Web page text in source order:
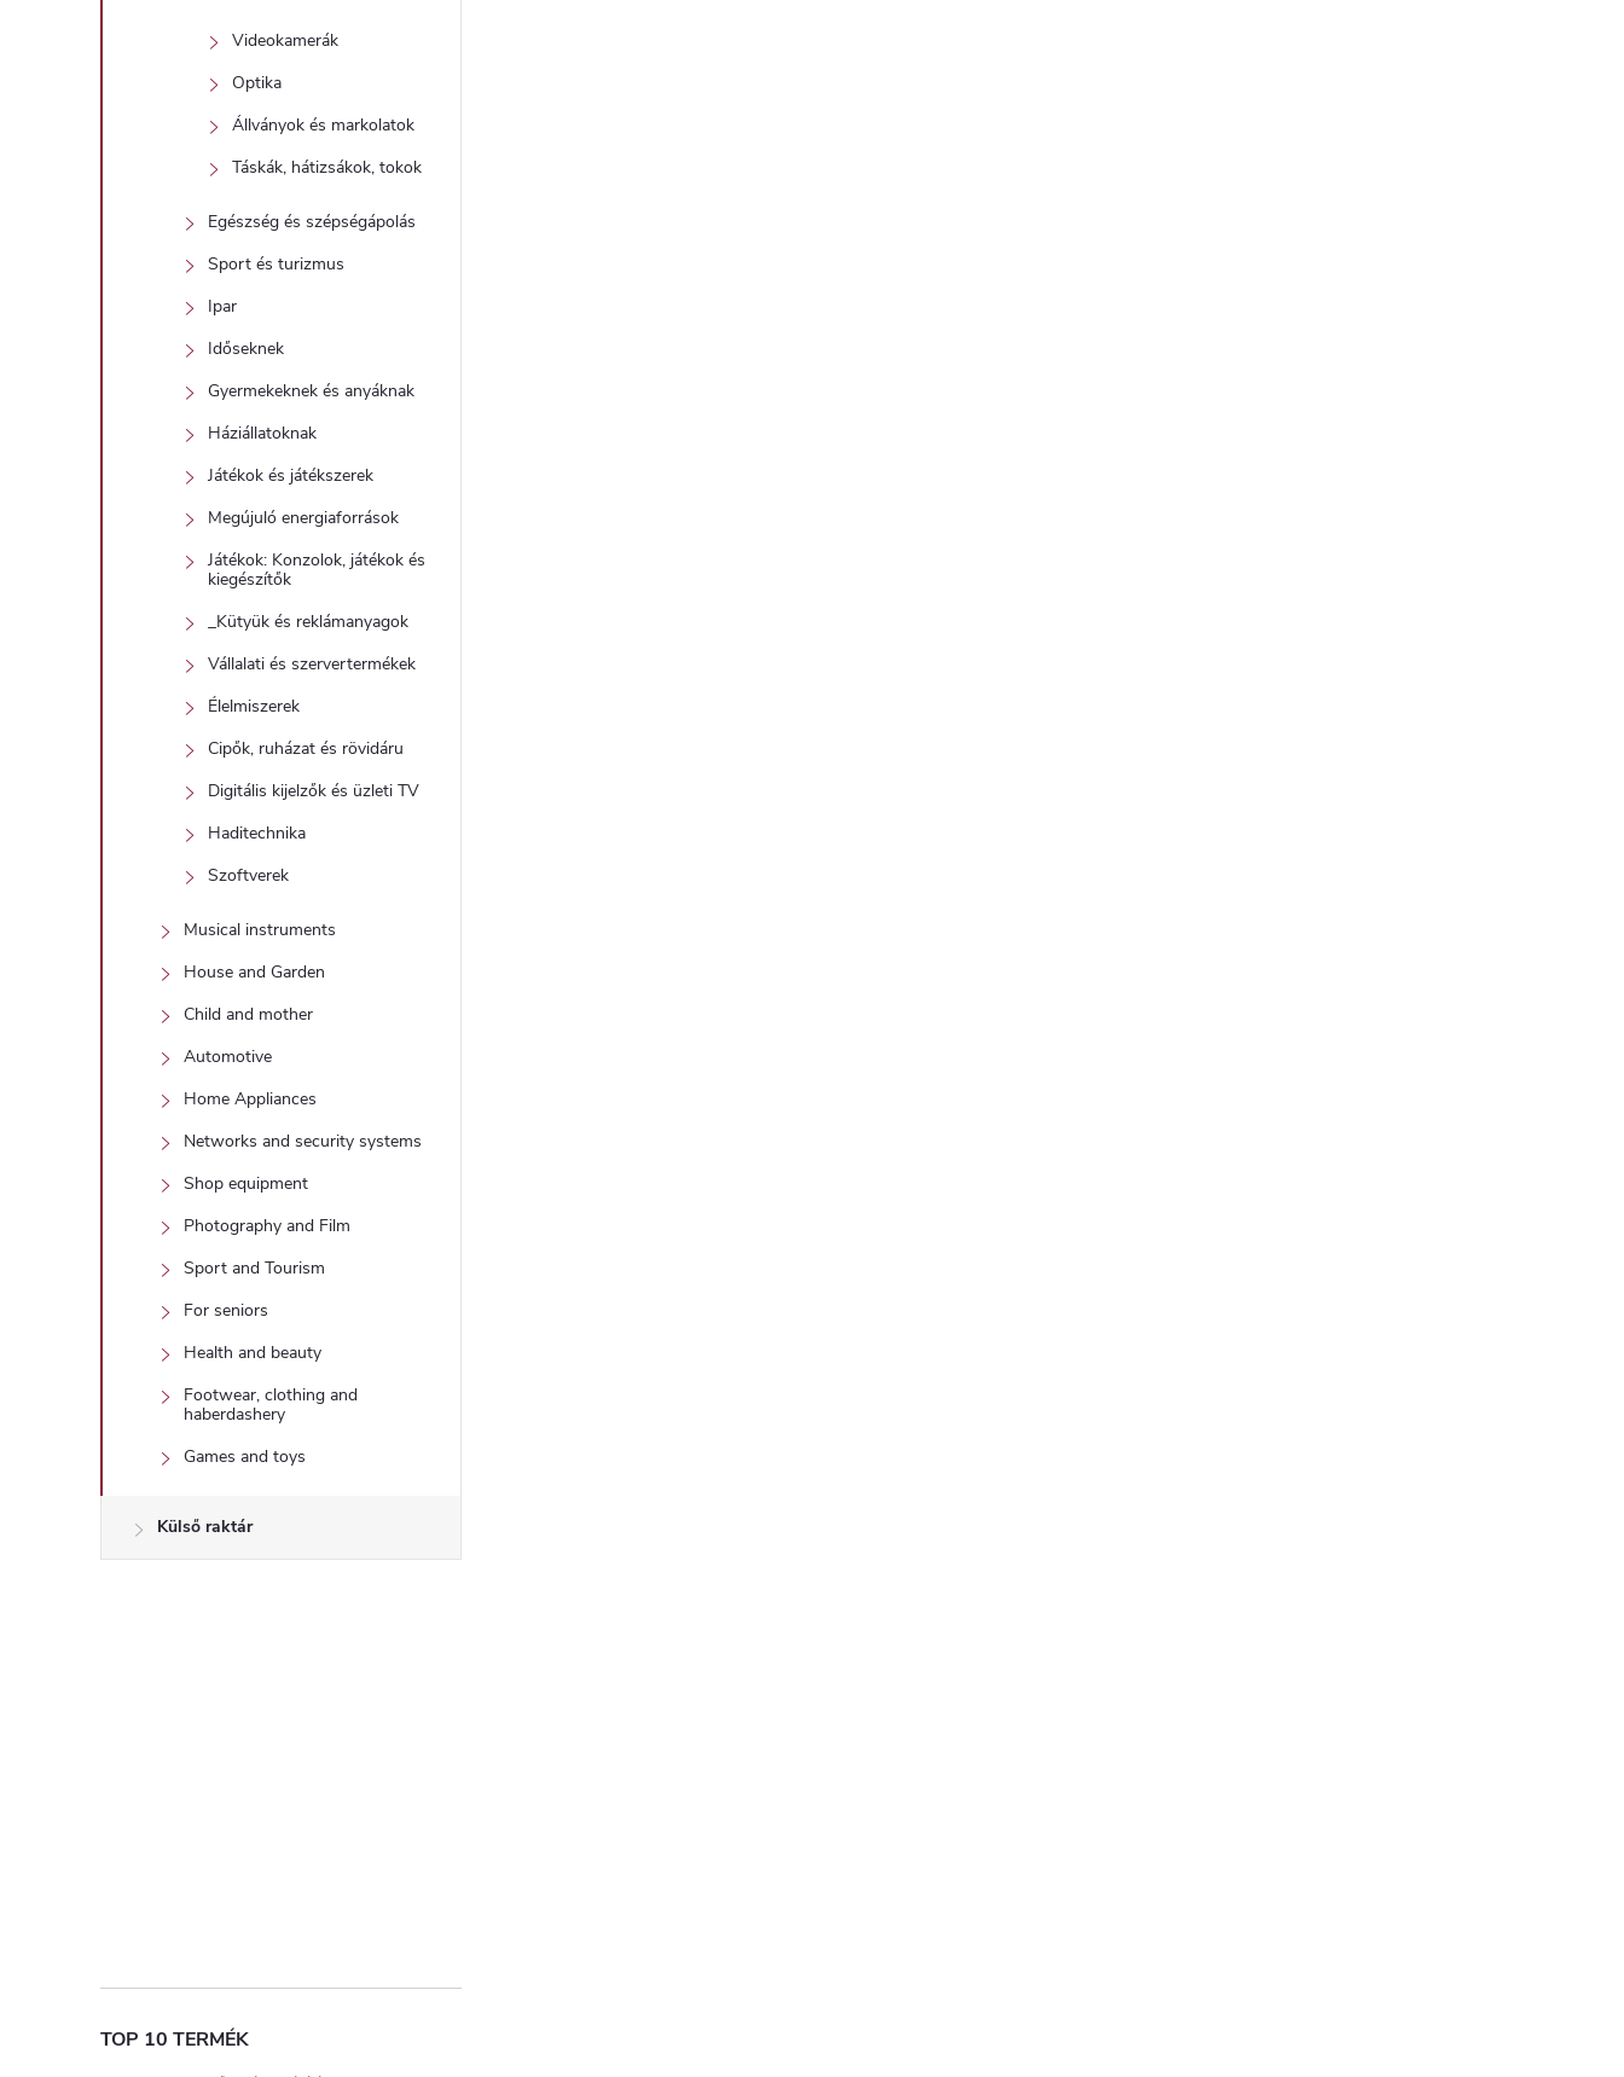
Videokamerák
Optika
Állványok és markolatok
Táskák, hátizsákok, tokok
Egészség és szépségápolás
Sport és turizmus
Ipar
Időseknek
Gyermekeknek és anyáknak
Háziállatoknak
Játékok és játékszerek
Megújuló energiaforrások
Játékok: Konzolok, játékok és
kiegészítők
_Kütyük és reklámanyagok
Vállalati és szervertermékek
Élelmiszerek
Cipők, ruházat és rövidáru
Digitális kijelzők és üzleti TV
Haditechnika
Szoftverek
Musical instruments
House and Garden
Child and mother
Automotive
Home Appliances
Networks and security systems
Shop equipment
Photography and Film
Sport and Tourism
For seniors
Health and beauty
Footwear, clothing and
haberdashery
Games and toys
Külső raktár
TOP 10 TERMÉK